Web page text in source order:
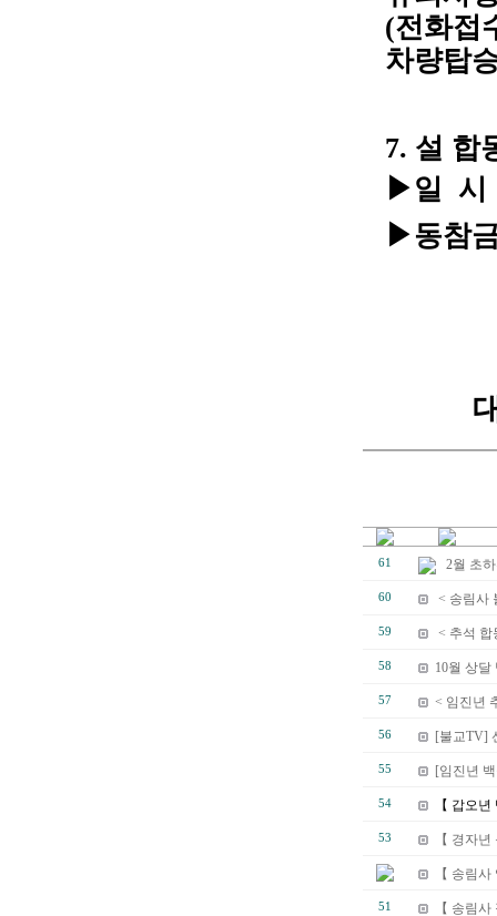
(전화접
차량탑
7. 설 합
▶일 시
▶동참
61 2월 초
60 < 송림사
59 < 추석 합
58 10월 상달
57 < 임진년
56 [불교TV]
55 [임진년
54 【 갑오
53 【 경자
【 송림
51 【 송림